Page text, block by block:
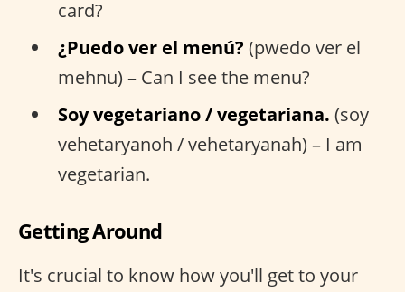
card?
¿Puedo ver el menú? (pwedo ver el
mehnu) – Can I see the menu?
Soy vegetariano / vegetariana. (soy
vehetaryanoh / vehetaryanah) – I am
vegetarian.
Getting Around
It's crucial to know how you'll get to your